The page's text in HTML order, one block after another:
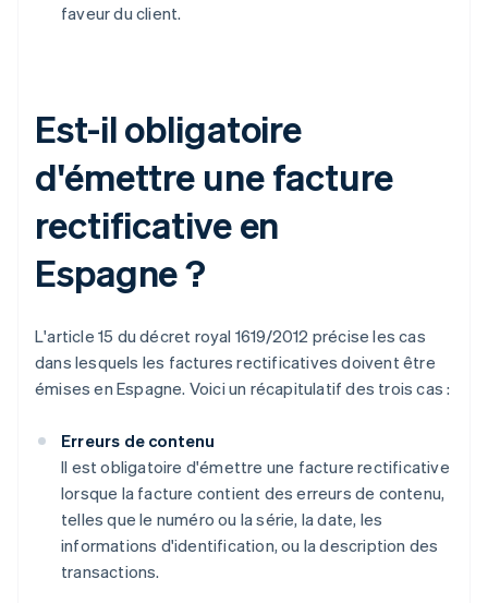
faveur du client.
Est-il obligatoire
d'émettre une facture
rectificative en
Espagne ?
L'article 15 du décret royal 1619/2012 précise les cas
dans lesquels les factures rectificatives doivent être
émises en Espagne. Voici un récapitulatif des trois cas :
Erreurs de contenu
Il est obligatoire d'émettre une facture rectificative
lorsque la facture contient des erreurs de contenu,
telles que le numéro ou la série, la date, les
informations d'identification, ou la description des
transactions.